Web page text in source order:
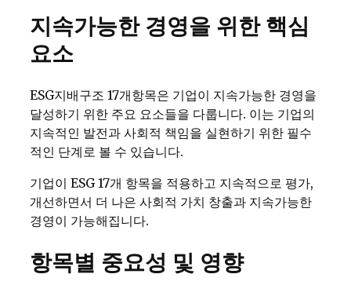
지속가능한 경영을 위한 핵심
요소
ESG지배구조 17개항목은 기업이 지속가능한 경영을
달성하기 위한 주요 요소들을 다룹니다. 이는 기업의
지속적인 발전과 사회적 책임을 실현하기 위한 필수
적인 단계로 볼 수 있습니다.
기업이 ESG 17개 항목을 적용하고 지속적으로 평가,
개선하면서 더 나은 사회적 가치 창출과 지속가능한
경영이 가능해집니다.
항목별 중요성 및 영향